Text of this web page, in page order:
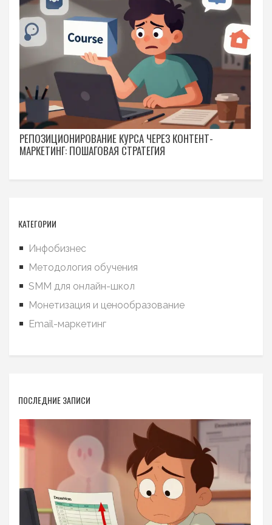
РЕПОЗИЦИОНИРОВАНИЕ КУРСА ЧЕРЕЗ КОНТЕНТ-
МАРКЕТИНГ: ПОШАГОВАЯ СТРАТЕГИЯ
КАТЕГОРИИ
Инфобизнес
Методология обучения
SMM для онлайн-школ
Монетизация и ценообразование
Email-маркетинг
ПОСЛЕДНИЕ ЗАПИСИ